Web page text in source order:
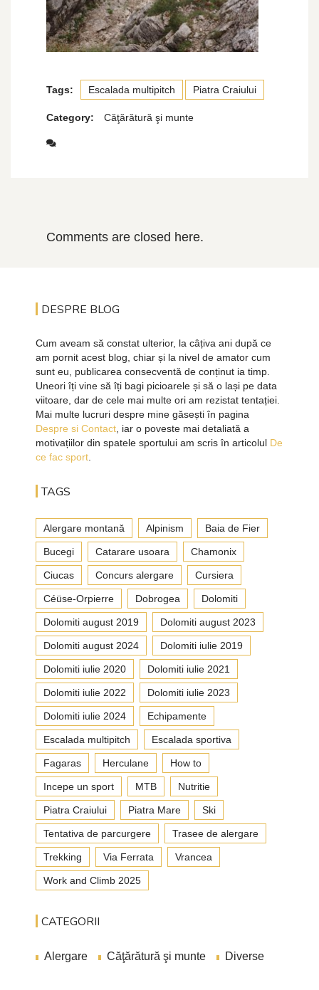
Tags: Escalada multipitch Piatra Craiului
Category: Căţărătură şi munte
Comments are closed here.
DESPRE BLOG
Cum aveam să constat ulterior, la câțiva ani după ce
am pornit acest blog, chiar și la nivel de amator cum
sunt eu, publicarea consecventă de conținut ia timp.
Uneori îți vine să îți bagi picioarele și să o lași pe data
viitoare, dar de cele mai multe ori am rezistat tentației.
Mai multe lucruri despre mine găsești în pagina
Despre si Contact, iar o poveste mai detaliată a
motivațiilor din spatele sportului am scris în articolul De
ce fac sport.
TAGS
Alergare montană Alpinism Baia de Fier
Bucegi Catarare usoara Chamonix
Ciucas Concurs alergare Cursiera
Céüse-Orpierre Dobrogea Dolomiti
Dolomiti august 2019 Dolomiti august 2023
Dolomiti august 2024 Dolomiti iulie 2019
Dolomiti iulie 2020 Dolomiti iulie 2021
Dolomiti iulie 2022 Dolomiti iulie 2023
Dolomiti iulie 2024 Echipamente
Escalada multipitch Escalada sportiva
Fagaras Herculane How to
Incepe un sport MTB Nutritie
Piatra Craiului Piatra Mare Ski
Tentativa de parcurgere Trasee de alergare
Trekking Via Ferrata Vrancea
Work and Climb 2025
CATEGORII
Alergare Căţărătură şi munte Diverse